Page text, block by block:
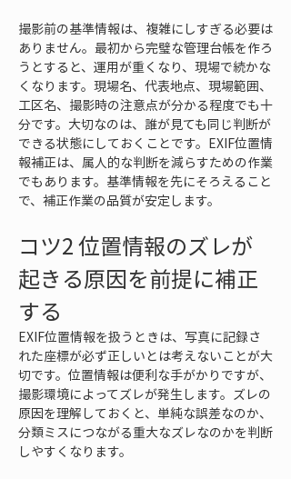
撮影前の基準情報は、複雑にしすぎる必要は
ありません。最初から完璧な管理台帳を作ろ
うとすると、運用が重くなり、現場で続かな
くなります。現場名、代表地点、現場範囲、
工区名、撮影時の注意点が分かる程度でも十
分です。大切なのは、誰が見ても同じ判断が
できる状態にしておくことです。EXIF位置情
報補正は、属人的な判断を減らすための作業
でもあります。基準情報を先にそろえること
で、補正作業の品質が安定します。
コツ2 位置情報のズレが
起きる原因を前提に補正
する
EXIF位置情報を扱うときは、写真に記録さ
れた座標が必ず正しいとは考えないことが大
切です。位置情報は便利な手がかりですが、
撮影環境によってズレが発生します。ズレの
原因を理解しておくと、単純な誤差なのか、
分類ミスにつながる重大なズレなのかを判断
しやすくなります。